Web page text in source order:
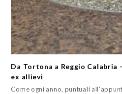
Da Tortona a Reggio Calabria
ex allievi
Come ogni anno, puntuali